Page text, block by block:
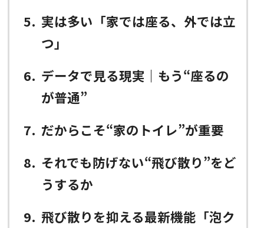
5
実は多い「家では座る、外では立
つ」
6
データで見る現実｜もう“座るの
が普通”
7
だからこそ“家のトイレ”が重要
8
それでも防げない“飛び散り”をど
うするか
9 飛び散りを抑える最新機能「泡ク